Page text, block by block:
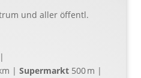
und aller öffentl.
| Supermarkt 500 m |